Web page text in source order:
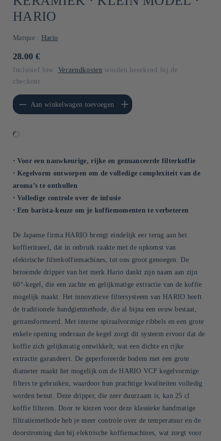
HARIO
Marque : Hario
Normale
28.00 €
Inclusief btw. Verzendkosten worden berekend bij de
checkout.
voor Default
Title
Aan winkelwagen toevoegen
Aantal verhogen voor Default
Title
⋅ Voor een nauwkeurige, rijke en genuanceerde filterkoffie
⋅ Kegelvorm ontworpen om de volledige complexiteit van de
aroma’s te onthullen
⋅ Volledige controle over de infusie
⋅ Een barista-keuze om je koffiemomenten te verbeteren
De Japanse firma HARIO brengt eindelijk eer terug aan het
koffieritueel, dat in onbruik raakte met de opkomst van
elektrische filterkoffiemachines, tot ons groot genoegen. De
beroemde dripper van het merk Hario dankt zijn naam aan zijn
60°-kegel, die een zachte en gelijkmatige extractie van de koffie
mogelijk maakt. Het innovatieve filtersysteem van HARIO heeft
de traditionele handgietmethode, die al bijna een eeuw bestaat,
getransformeerd. Met interne spiraalvormige ribbels en een grote
enkele opening onderaan de kegel zorgt dit systeem ervoor dat de
koffie zich gelijkmatig ontwikkelt, wat een dichte en rijke
extractie garandeert. De geperforeerde bodem met een grote
diameter maakt het mogelijk om de HARIO VCF kegelvormige
filters te gebruiken, waardoor hun prachtige kwaliteiten volledig
worden benut. Deze dripper, die zeer duurzaam is, kan 25 cl
koffie filteren. Door te kiezen voor deze klassieke handmatige
filtratiemethode heb je meer controle over de temperatuur en de
doorstroming dan bij elektrische koffiemachines, wat zorgt voor